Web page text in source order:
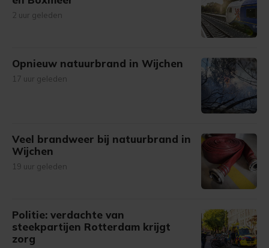
2 uur geleden
Opnieuw natuurbrand in Wijchen
17 uur geleden
Veel brandweer bij natuurbrand in
Wijchen
19 uur geleden
Politie: verdachte van
steekpartijen Rotterdam krijgt
zorg